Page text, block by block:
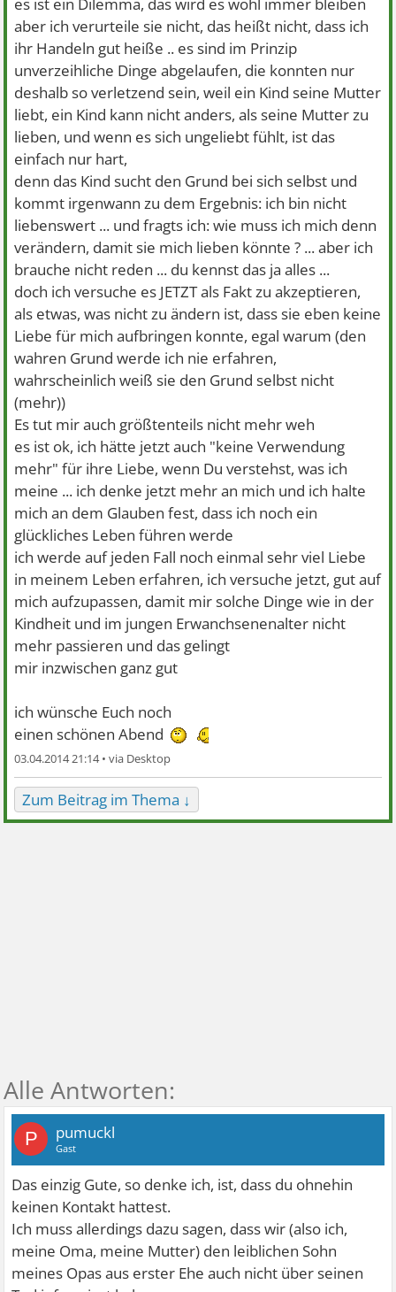
aber ich verurteile sie nicht, das heißt nicht, dass ich
ihr Handeln gut heiße .. es sind im Prinzip
unverzeihliche Dinge abgelaufen, die konnten nur
deshalb so verletzend sein, weil ein Kind seine Mutter
liebt, ein Kind kann nicht anders, als seine Mutter zu
lieben, und wenn es sich ungeliebt fühlt, ist das
einfach nur hart,
denn das Kind sucht den Grund bei sich selbst und
kommt irgenwann zu dem Ergebnis: ich bin nicht
liebenswert ... und fragts ich: wie muss ich mich denn
verändern, damit sie mich lieben könnte ? ... aber ich
brauche nicht reden ... du kennst das ja alles ...
doch ich versuche es JETZT als Fakt zu akzeptieren,
als etwas, was nicht zu ändern ist, dass sie eben keine
Liebe für mich aufbringen konnte, egal warum (den
wahren Grund werde ich nie erfahren,
wahrscheinlich weiß sie den Grund selbst nicht
(mehr))
Es tut mir auch größtenteils nicht mehr weh
es ist ok, ich hätte jetzt auch "keine Verwendung
mehr" für ihre Liebe, wenn Du verstehst, was ich
meine ... ich denke jetzt mehr an mich und ich halte
mich an dem Glauben fest, dass ich noch ein
glückliches Leben führen werde
ich werde auf jeden Fall noch einmal sehr viel Liebe
in meinem Leben erfahren, ich versuche jetzt, gut auf
mich aufzupassen, damit mir solche Dinge wie in der
Kindheit und im jungen Erwanchsenenalter nicht
mehr passieren und das gelingt
mir inzwischen ganz gut
ich wünsche Euch noch
einen schönen Abend
03.04.2014 21:14 •
Zum Beitrag im Thema ↓
P pumuckl
Gast
Das einzig Gute, so denke ich, ist, dass du ohnehin
keinen Kontakt hattest.
Ich muss allerdings dazu sagen, dass wir (also ich,
meine Oma, meine Mutter) den leiblichen Sohn
meines Opas aus erster Ehe auch nicht über seinen